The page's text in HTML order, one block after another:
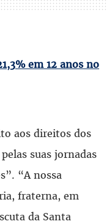
em 12 anos no
aos direitos dos
suas jornadas
“A nossa
fraterna, em
da Santa